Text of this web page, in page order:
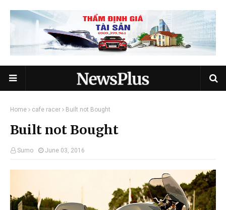
Home cafe racer Built not Bought
Built not Bought
Sumo June 03, 2016